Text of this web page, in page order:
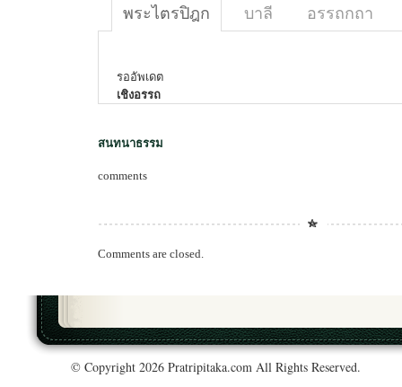
พระไตรปิฎก บาลี อรรถกถา
รออัพเดต
เชิงอรรถ
สนทนาธรรม
comments
Comments are closed.
© Copyright 2026 Pratripitaka.com All Rights Reserved.